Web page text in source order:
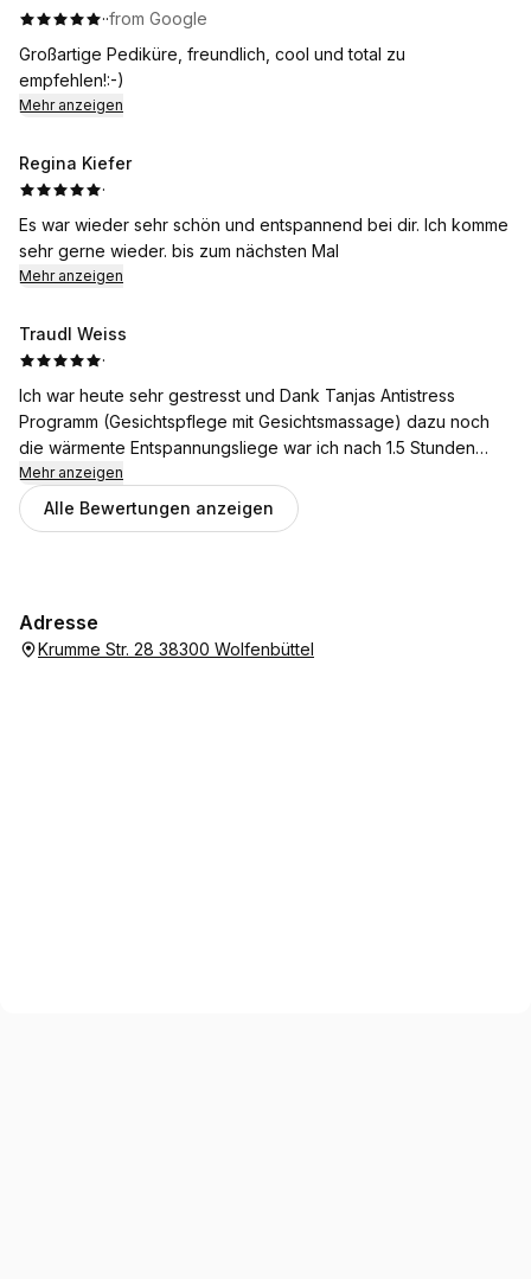
··from Google
Großartige Pediküre, freundlich, cool und total zu
empfehlen!:-)
Mehr anzeigen
Regina Kiefer
·
Es war wieder sehr schön und entspannend bei dir. Ich komme
sehr gerne wieder. bis zum nächsten Mal
Mehr anzeigen
Traudl Weiss
·
Ich war heute sehr gestresst und Dank Tanjas Antistress
Programm (Gesichtspflege mit Gesichtsmassage) dazu noch
die wärmente Entspannungsliege war ich nach 1.5 Stunden
total entspannt. Ich gehe seit 2 Jahren zu Tanja und bleibe ihr
treu.
Ein neuer Termin wurde schon ausgesucht.
Mehr anzeigen
Alle Bewertungen anzeigen
Adresse
Krumme Str. 28 38300 Wolfenbüttel